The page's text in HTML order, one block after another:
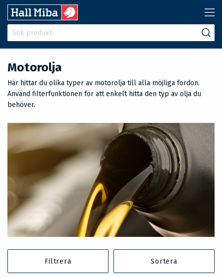
Motorolja
Här hittar du olika typer av motorolja till alla möjliga fordon.
Använd filterfunktionen för att enkelt hitta den typ av olja du
behöver.
Filtrera Sortera